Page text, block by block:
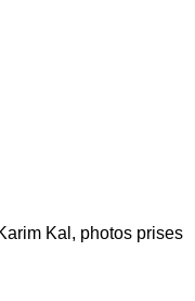
Kal, photos prises